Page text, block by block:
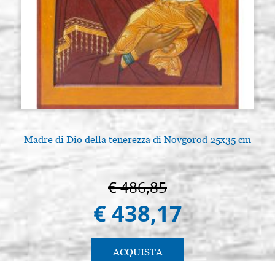
Madre di Dio della tenerezza di Novgorod 25x35 cm
€ 486,85
€ 438,17
ACQUISTA